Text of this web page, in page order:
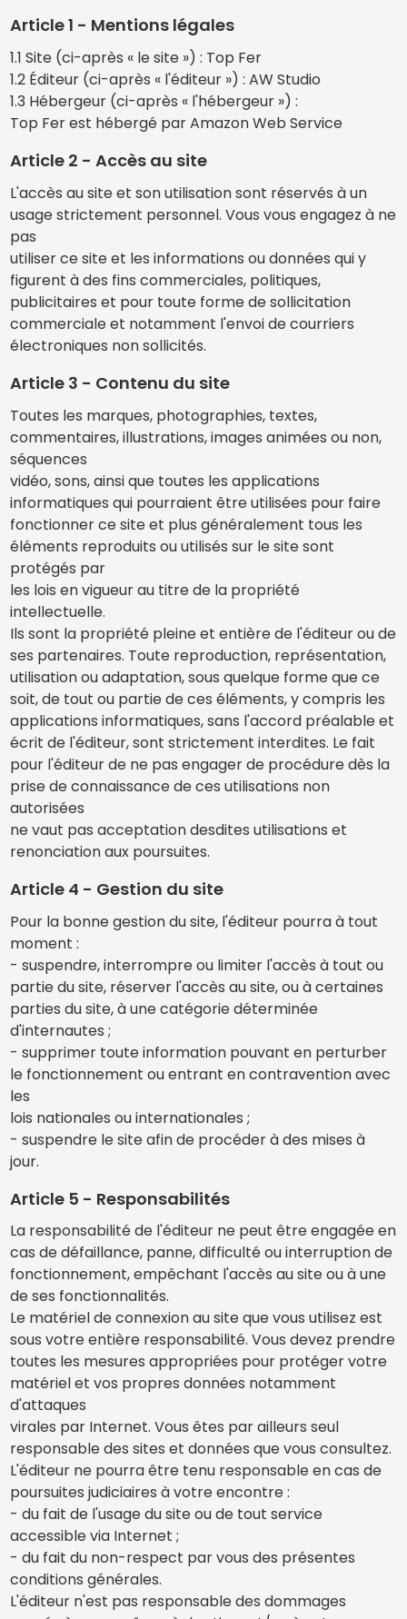
Article 1 - Mentions légales
1.1 Site (ci-après « le site ») : Top Fer
1.2 Éditeur (ci-après « l'éditeur ») : AW Studio
1.3 Hébergeur (ci-après « l'hébergeur ») :
Top Fer est hébergé par Amazon Web Service
Article 2 - Accès au site
L'accès au site et son utilisation sont réservés à un
usage strictement personnel. Vous vous engagez à ne
pas
utiliser ce site et les informations ou données qui y
figurent à des fins commerciales, politiques,
publicitaires et pour toute forme de sollicitation
commerciale et notamment l'envoi de courriers
électroniques non sollicités.
Article 3 - Contenu du site
Toutes les marques, photographies, textes,
commentaires, illustrations, images animées ou non,
séquences
vidéo, sons, ainsi que toutes les applications
informatiques qui pourraient être utilisées pour faire
fonctionner ce site et plus généralement tous les
éléments reproduits ou utilisés sur le site sont
protégés par
les lois en vigueur au titre de la propriété
intellectuelle.
Ils sont la propriété pleine et entière de l'éditeur ou de
ses partenaires. Toute reproduction, représentation,
utilisation ou adaptation, sous quelque forme que ce
soit, de tout ou partie de ces éléments, y compris les
applications informatiques, sans l'accord préalable et
écrit de l'éditeur, sont strictement interdites. Le fait
pour l'éditeur de ne pas engager de procédure dès la
prise de connaissance de ces utilisations non
autorisées
ne vaut pas acceptation desdites utilisations et
renonciation aux poursuites.
Article 4 - Gestion du site
Pour la bonne gestion du site, l'éditeur pourra à tout
moment :
- suspendre, interrompre ou limiter l'accès à tout ou
partie du site, réserver l'accès au site, ou à certaines
parties du site, à une catégorie déterminée
d'internautes ;
- supprimer toute information pouvant en perturber
le fonctionnement ou entrant en contravention avec
les
lois nationales ou internationales ;
- suspendre le site afin de procéder à des mises à
jour.
Article 5 - Responsabilités
La responsabilité de l'éditeur ne peut être engagée en
cas de défaillance, panne, difficulté ou interruption de
fonctionnement, empêchant l'accès au site ou à une
de ses fonctionnalités.
Le matériel de connexion au site que vous utilisez est
sous votre entière responsabilité. Vous devez prendre
toutes les mesures appropriées pour protéger votre
matériel et vos propres données notamment
d'attaques
virales par Internet. Vous êtes par ailleurs seul
responsable des sites et données que vous consultez.
L'éditeur ne pourra être tenu responsable en cas de
poursuites judiciaires à votre encontre :
- du fait de l'usage du site ou de tout service
accessible via Internet ;
- du fait du non-respect par vous des présentes
conditions générales.
L'éditeur n'est pas responsable des dommages